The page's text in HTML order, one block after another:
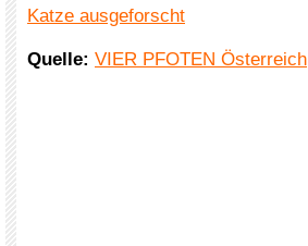
Katze ausgeforscht
Quelle: VIER PFOTEN Österreich